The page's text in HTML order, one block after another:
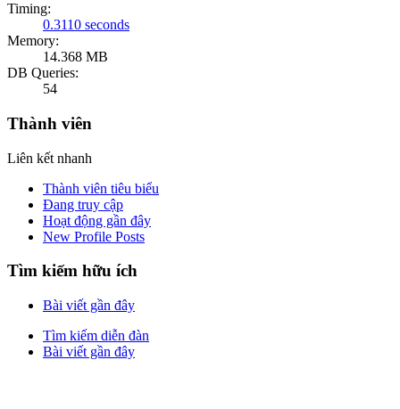
Timing:
0.3110 seconds
Memory:
14.368 MB
DB Queries:
54
Thành viên
Liên kết nhanh
Thành viên tiêu biểu
Đang truy cập
Hoạt động gần đây
New Profile Posts
Tìm kiếm hữu ích
Bài viết gần đây
Tìm kiếm diễn đàn
Bài viết gần đây